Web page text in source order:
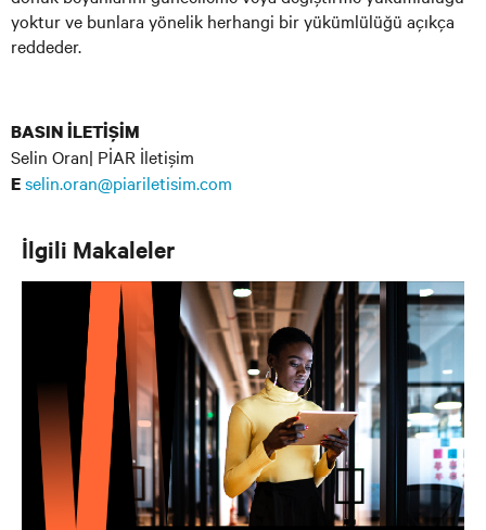
yoktur ve bunlara yönelik herhangi bir yükümlülüğü açıkça
reddeder.
BASIN İLETİŞİM
Selin Oran| PİAR İletişim
Eselin.oran@piariletisim.com
İlgili Makaleler